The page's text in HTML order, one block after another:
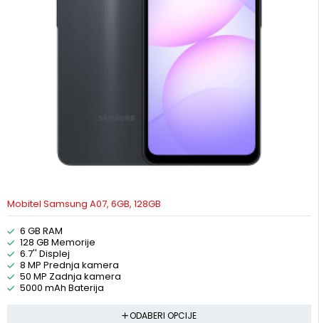
Mobitel Samsung A07, 6GB, 128GB
6 GB RAM
128 GB Memorije
6.7'' Displej
8 MP Prednja kamera
50 MP Zadnja kamera
5000 mAh Baterija
ODABERI OPCIJE